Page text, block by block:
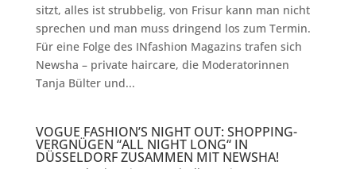
sitzt, alles ist strubbelig, von Frisur kann man nicht
sprechen und man muss dringend los zum Termin.
Für eine Folge des INfashion Magazins trafen sich
Newsha – private haircare, die Moderatorinnen
Tanja Bülter und...
VOGUE FASHION’S NIGHT OUT: SHOPPING-
VERGNÜGEN “ALL NIGHT LONG“ IN
DÜSSELDORF ZUSAMMEN MIT NEWSHA!